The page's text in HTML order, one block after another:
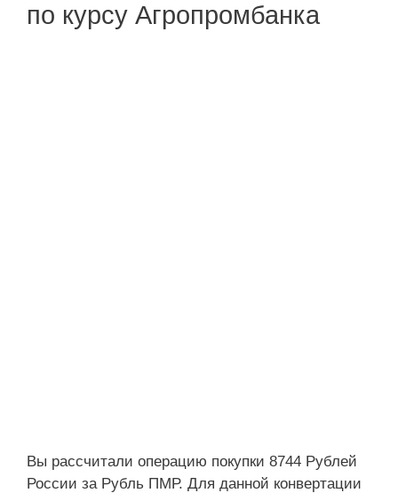
по курсу Агропромбанка
Вы рассчитали операцию покупки 8744 Рублей
России за Рубль ПМР. Для данной конвертации